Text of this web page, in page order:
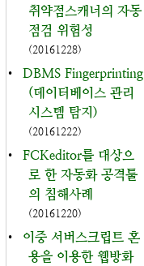
취약점스캐너의 자동
점검 위험성
(20161228)
•
DBMS Fingerprinting
(데이터베이스 관리
시스템 탐지)
(20161222)
•
FCKeditor를 대상으
로 한 자동화 공격툴
의 침해사례
(20161220)
•
이중 서버스크립트 혼
용을 이용한 웹방화